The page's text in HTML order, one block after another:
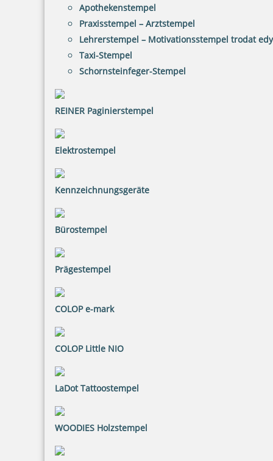
Apothekenstempel
Praxisstempel – Arztstempel
Lehrerstempel – Motivationsstempel trodat
Taxi-Stempel
Schornsteinfeger-Stempel
REINER Paginierstempel
Elektrostempel
Kennzeichnungsgeräte
Bürostempel
Prägestempel
COLOP e-mark
COLOP Little NIO
LaDot Tattoostempel
WOODIES Holzstempel
33,60 €
Jetzt gestalten
Printy 4924 Tauchstempel 12 Taucherstempel Motiv Pirat
inkl. 20.00 % Mwst.
Jetzt gestalten
41,41 €